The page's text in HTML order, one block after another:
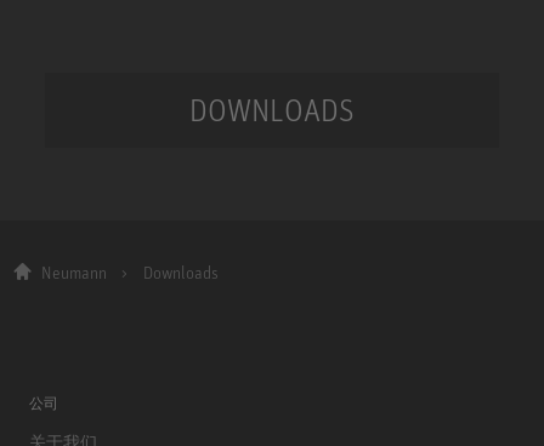
DOWNLOADS
Neumann Downloads
公司